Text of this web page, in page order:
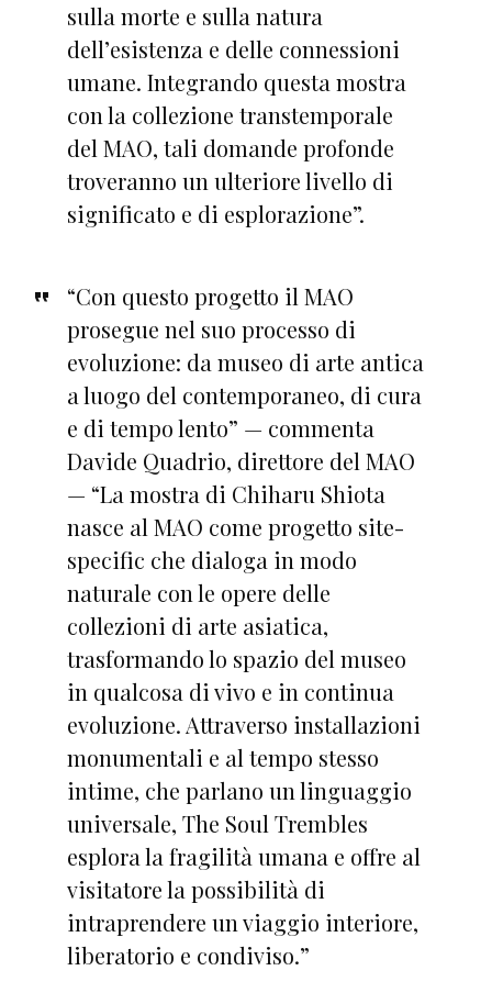
sulla morte e sulla natura
dell’esistenza e delle connessioni
umane. Integrando questa mostra
con la collezione transtemporale
del MAO, tali domande profonde
troveranno un ulteriore livello di
significato e di esplorazione”.
“Con questo progetto il MAO
prosegue nel suo processo di
evoluzione: da museo di arte antica
a luogo del contemporaneo, di cura
e di tempo lento” — commenta
Davide Quadrio, direttore del MAO
— “La mostra di Chiharu Shiota
nasce al MAO come progetto site-
specific che dialoga in modo
naturale con le opere delle
collezioni di arte asiatica,
trasformando lo spazio del museo
in qualcosa di vivo e in continua
evoluzione. Attraverso installazioni
monumentali e al tempo stesso
intime, che parlano un linguaggio
universale, The Soul Trembles
esplora la fragilità umana e offre al
visitatore la possibilità di
intraprendere un viaggio interiore,
liberatorio e condiviso.”